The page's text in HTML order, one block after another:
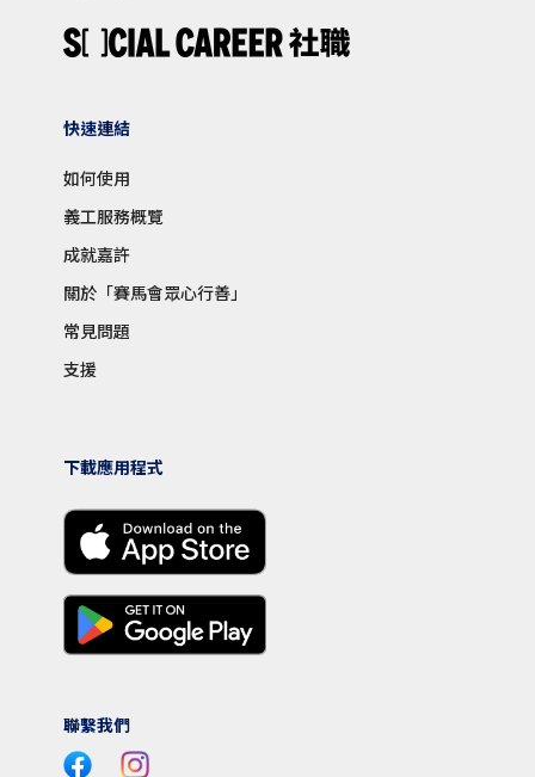
快速連結
如何使用
義工服務概覽
成就嘉許
關於「賽馬會眾心行善」
常見問題
支援
下載應用程式
聯繫我們